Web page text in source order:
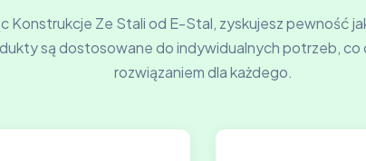
Konstrukcje Ze Stali od E-Stal, zyskujesz pewność
są dostosowane do indywidualnych potrzeb, co
rozwiązaniem dla każdego.